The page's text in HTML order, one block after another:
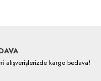
alışverişlerizde kargo bedava!